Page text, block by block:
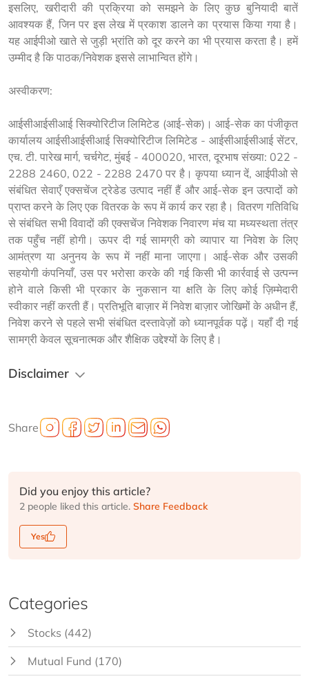
इसलिए, खरीदारी की प्रक्रिया को समझने के लिए कुछ बुनियादी बातें
आवश्यक हैं, जिन पर इस लेख में प्रकाश डालने का प्रयास किया गया है।
यह आईपीओ खाते से जुड़ी भ्रांति को दूर करने का भी प्रयास करता है। हमें
उम्मीद है कि पाठक/निवेशक इससे लाभान्वित होंगे।
अस्वीकरण:
आईसीआईसीआई सिक्योरिटीज लिमिटेड (आई-सेक)। आई-सेक का पंजीकृत
कार्यालय आईसीआईसीआई सिक्योरिटीज लिमिटेड - आईसीआईसीआई सेंटर,
एच. टी. पारेख मार्ग, चर्चगेट, मुंबई - 400020, भारत, दूरभाष संख्या: 022 -
2288 2460, 022 - 2288 2470 पर है। कृपया ध्यान दें, आईपीओ से
संबंधित सेवाएँ एक्सचेंज ट्रेडेड उत्पाद नहीं हैं और आई-सेक इन उत्पादों को
प्राप्त करने के लिए एक वितरक के रूप में कार्य कर रहा है। वितरण गतिविधि
से संबंधित सभी विवादों की एक्सचेंज निवेशक निवारण मंच या मध्यस्थता तंत्र
तक पहुँच नहीं होगी। ऊपर दी गई सामग्री को व्यापार या निवेश के लिए
आमंत्रण या अनुनय के रूप में नहीं माना जाएगा। आई-सेक और उसकी
सहयोगी कंपनियाँ, उस पर भरोसा करके की गई किसी भी कार्रवाई से उत्पन्न
होने वाले किसी भी प्रकार के नुकसान या क्षति के लिए कोई ज़िम्मेदारी
स्वीकार नहीं करती हैं। प्रतिभूति बाज़ार में निवेश बाज़ार जोखिमों के अधीन हैं,
निवेश करने से पहले सभी संबंधित दस्तावेज़ों को ध्यानपूर्वक पढ़ें। यहाँ दी गई
सामग्री केवल सूचनात्मक और शैक्षिक उद्देश्यों के लिए है।
Disclaimer
Share
Did you enjoy this article?
2 people liked this article. Share Feedback
Yes
Categories
Stocks (442)
Mutual Fund (170)